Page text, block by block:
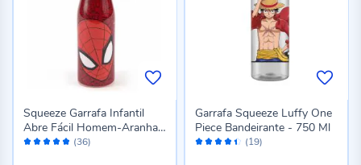
Avaliação: (36)
Squeeze Garrafa Infantil
Abre Fácil Homem-Aranha
Plasútil - 530ml
Avaliação: (19)
Garrafa Squeeze Luffy One
Piece Bandeirante - 750 Ml